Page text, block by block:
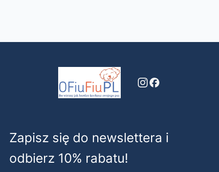
Zapisz się do newslettera i
odbierz 10% rabatu!